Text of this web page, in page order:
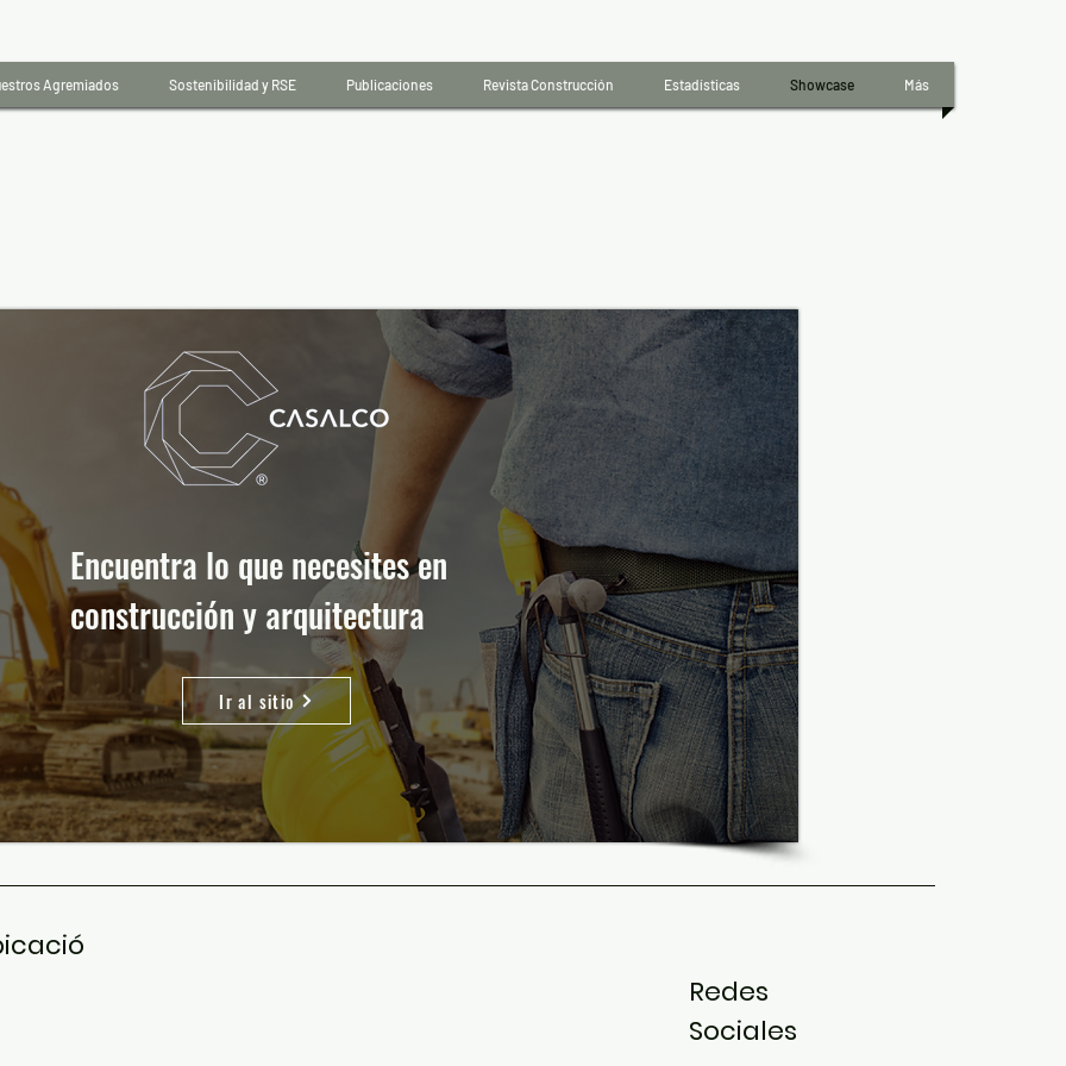
Agremiados Sostenibilidad y RSE Publicaciones Revista Construcción Estadísticas Showcase Más
Encuentra lo que necesites en
construcción y arquitectura
Ir al sitio
Redes
Sociales